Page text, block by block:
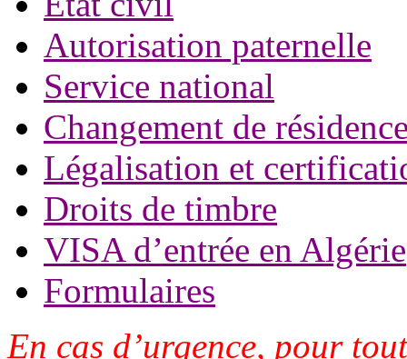
Autorisation paternelle
Service national
Changement de
Légalisation et
Droits de timbre
VISA d’entrée en Algérie
Formulaires
En cas d’urgence, pour